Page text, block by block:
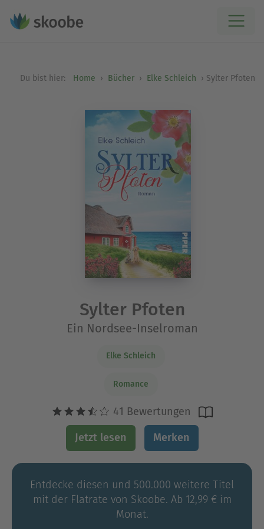
Du bist hier: Home Bücher Elke Schleich Sylter Pfoten
Sylter Pfoten
Ein Nordsee-Inselroman
Elke Schleich
Romance
41 Bewertungen
Jetzt lesen Merken
Entdecke diesen und 500.000 weitere Titel
mit der Flatrate von Skoobe. Ab 12,99 € im
Monat.